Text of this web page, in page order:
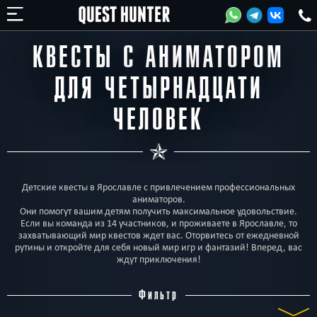
КВЕСТЫ С АНИМАТОРОМ
ДЛЯ ЧЕТЫРНАДЦАТИ
ЧЕЛОВЕК
Детские квесты в Ярославле с привлечением профессиональных
аниматоров.
Они помогут вашим детям получить максимальное удовольствие.
Если вы команда из 14 участников, и проживаете в Ярославле, то
захватывающий мир квестов ждет вас. Оторвитесь от ежедневной
рутины и откройте для себя новый мир игр и фантазий! Вперед, вас
ждут приключения!
Фильтр